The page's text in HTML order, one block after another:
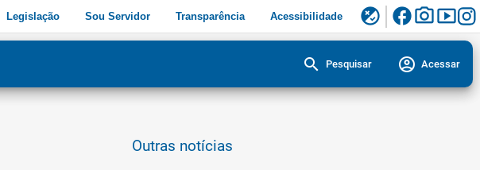
Legislação Sou Servidor Transparência Acessibilidade flaky facebookphoto_camerasmart_display
search Pesquisar account_circle Acessar
Outras notícias